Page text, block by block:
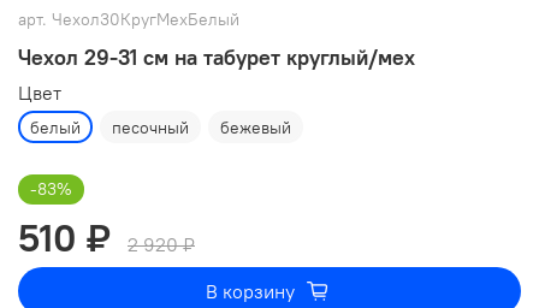
арт. Чехол30КругМехБелый
Чехол 29-31 см на табурет круглый/мех
Цвет
белый песочный бежевый
-83%
510 ₽
2 920 ₽
В корзину